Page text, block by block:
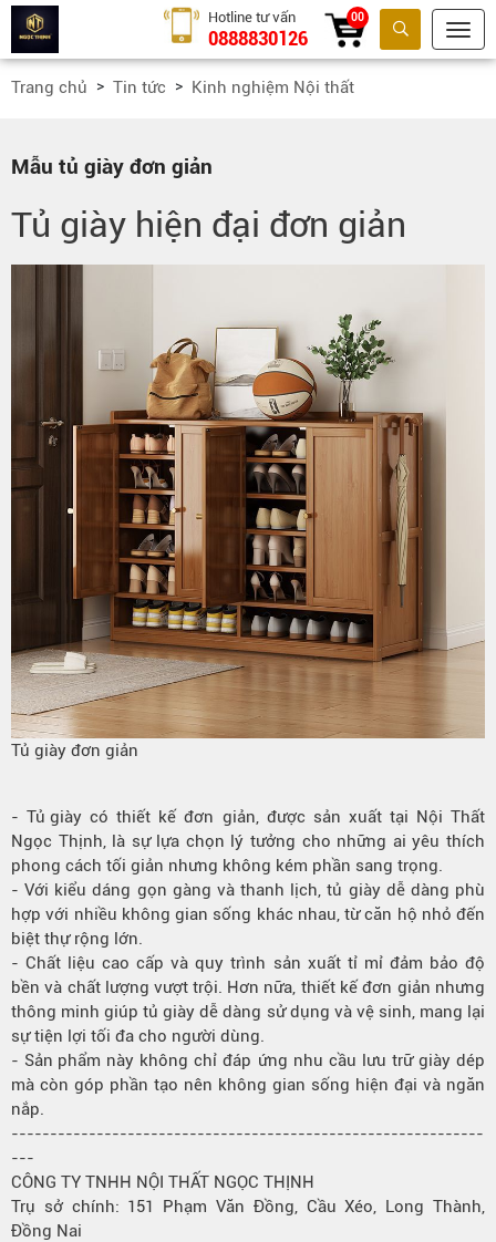
Tìm kiếm
Hotline tư vấn
0888830126
00
Trang chủ Tin tức Kinh nghiệm Nội thất
Mẫu tủ giày đơn giản
Tủ giày hiện đại đơn giản
Tủ giày đơn giản
-Tủ giày có thiết kế đơn giản, được sản xuất tại Nội Thất
Ngọc Thịnh, là sự lựa chọn lý tưởng cho những ai yêu thích
phong cách tối giản nhưng không kém phần sang trọng.
- Với kiểu dáng gọn gàng và thanh lịch, tủ giày dễ dàng phù
hợp với nhiều không gian sống khác nhau, từ căn hộ nhỏ đến
biệt thự rộng lớn.
- Chất liệu cao cấp và quy trình sản xuất tỉ mỉ đảm bảo độ
bền và chất lượng vượt trội. Hơn nữa, thiết kế đơn giản nhưng
thông minh giúp tủ giày dễ dàng sử dụng và vệ sinh, mang lại
sự tiện lợi tối đa cho người dùng.
- Sản phẩm này không chỉ đáp ứng nhu cầu lưu trữ giày dép
mà còn góp phần tạo nên không gian sống hiện đại và ngăn
nắp.
-------------------------------------------------------------
---
CÔNG TY TNHH NỘI THẤT NGỌC THỊNH
Trụ sở chính: 151 Phạm Văn Đồng, Cầu Xéo, Long Thành,
Đồng Nai